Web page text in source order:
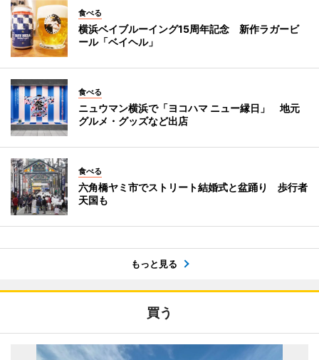
食べる
横浜ベイブルーイング15周年記念 新作ラガービ
ール「ベイヘル」
食べる
ニュウマン横浜で「ヨコハマ ニュー縁日」 地元
グルメ・グッズなど出店
食べる
六角橋ヤミ市でストリート結婚式と盆踊り 歩行者
天国も
もっと見る
買う